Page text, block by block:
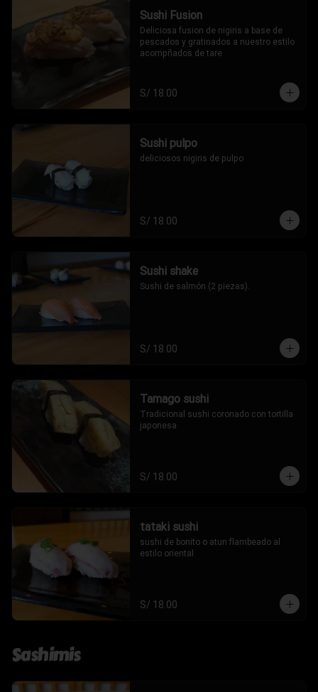
Sushi Fusion
Deliciosa fusion de nigiris a base de
pescados y gratinados a nuestro estilo
acompñados de tare
S/ 18.00
Sushi pulpo
deliciosos nigiris de pulpo
S/ 18.00
Sushi shake
Sushi de salmón (2 piezas).
S/ 18.00
Tamago sushi
Tradicional sushi coronado con tortilla
japonesa
S/ 18.00
tataki sushi
sushi de bonito o atun flambeado al
estilo oriental
S/ 18.00
Sashimis